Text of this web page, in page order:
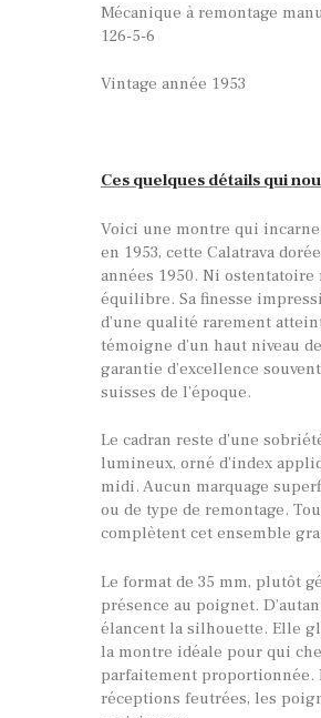
Mécanique à remontage
126-5-6
Vintage année 1953
Ces quelques détails qui
Voici une montre qui
en 1953, cette Calatrava
années 1950. Ni
équilibre. Sa finesse
d’une qualité rarement
témoigne d’un haut niveau
garantie d’excellence
suisses de l’époque.
Le cadran reste d’une
lumineux, orné d’index
midi. Aucun marquage
ou de type de remontage.
complètent cet ensemble
Le format de 35 mm, plutôt
présence au poignet.
élancent la silhouette. Elle
la montre idéale pour qui
parfaitement proportionnée.
réceptions feutrées, les